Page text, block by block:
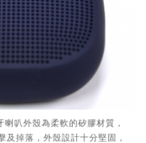
叭外殼為柔軟的矽膠材質，
及掉落，外殼設計十分堅固，